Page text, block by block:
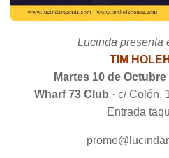
Lucinda presenta
TIM
Martes 10 de
Wharf 73 Club · c/ Colón,
Entrada